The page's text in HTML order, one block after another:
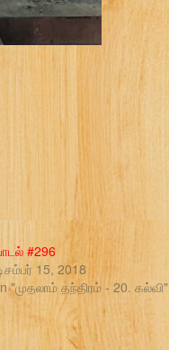
#296
15, 2018
"முதலாம் தந்திரம் - 20. கல்வி"